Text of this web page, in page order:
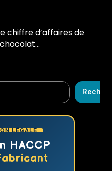
chiffre d’affaires de
LÉGALE
HACCP